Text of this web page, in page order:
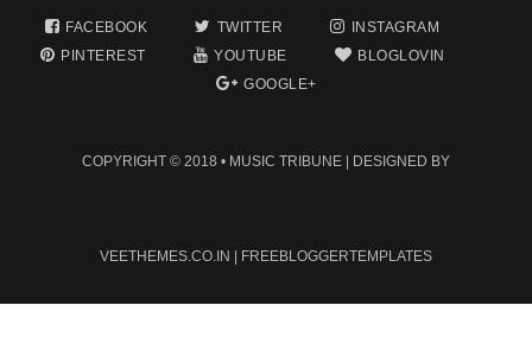
FACEBOOK TWITTER
INSTAGRAM
PINTEREST
YOUTUBE
BLOGLOVIN
GOOGLE+
COPYRIGHT © 2018 • MUSIC TRIBUNE | DESIGNED BY
VEETHEMES.CO.IN | FREEBLOGGERTEMPLATES